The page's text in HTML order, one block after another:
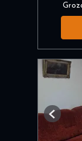
Previous